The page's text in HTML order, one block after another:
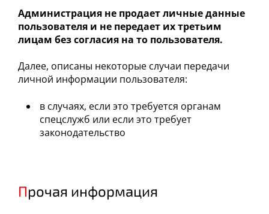
Администрация не продает личные данные
пользователя и не передает их третьим
лицам без согласия на то пользователя.
Далее, описаны некоторые случаи передачи
личной информации пользователя:
в случаях, если это требуется органам
спецслужб или если это требует
законодательство
Прочая информация